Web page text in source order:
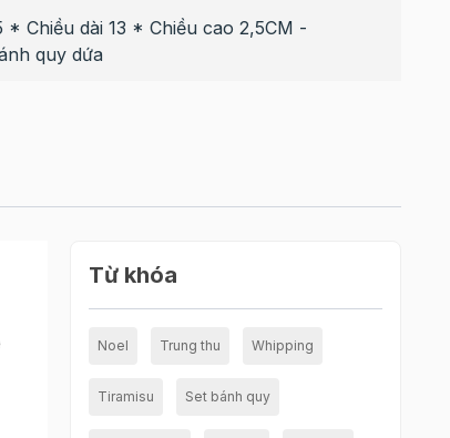
Chiều dài 13 * Chiều cao 2,5CM -
quy dứa
Từ khóa
Noel Trung thu Whipping
Tiramisu Set bánh quy